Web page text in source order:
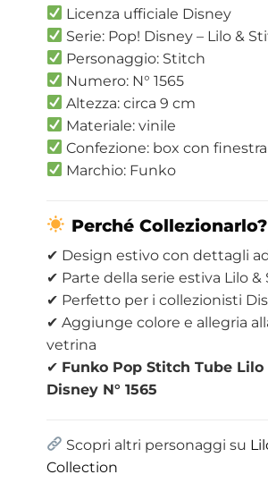
Licenza ufficiale Disney
Serie: Pop! Disney – Lilo &
Personaggio: Stitch
Numero: N° 1565
Altezza: circa 9 cm
Materiale: vinile
Confezione: box con
Marchio: Funko
Perché Collezionarlo?
✔ Design estivo con dettagli
✔ Parte della serie estiva Lilo &
✔ Perfetto per i collezionisti
✔ Aggiunge colore e allegria
vetrina
✔ Funko Pop Stitch Tube Lilo
Disney N° 1565
Scopri altri personaggi su
Collection